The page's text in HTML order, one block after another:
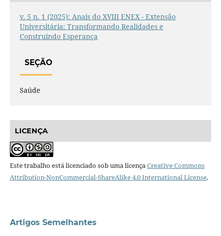
v. 5 n. 1 (2025): Anais do XVIII ENEX - Extensão
Universitária: Transformando Realidades e
Construindo Esperança
SEÇÃO
Saúde
LICENÇA
Este trabalho está licenciado sob uma licençaCreative Commons
Attribution-NonCommercial-ShareAlike 4.0 International License.
Artigos Semelhantes